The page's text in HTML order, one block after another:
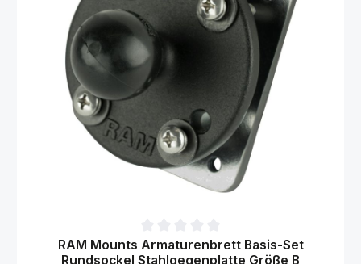
Durchschnittliche Bewertung von 0 von 5 Sternen
RAM Mounts Armaturenbrett Basis-Set
Rundsockel Stahlgegenplatte Größe B